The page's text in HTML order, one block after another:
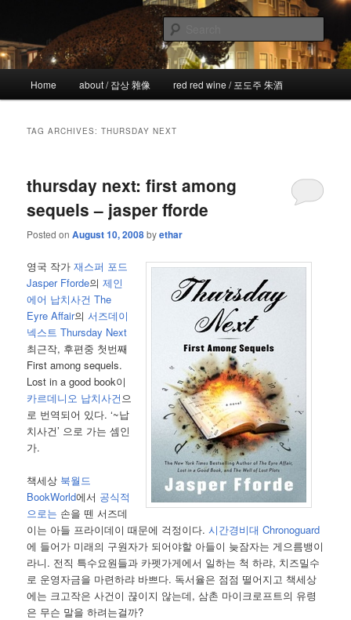
primary
content
secondary
content!wicked
the more I see the less I know
Home about / 잡상 雜像 red red wine / 포도주 朱酒
TAG ARCHIVES:THURSDAY NEXT
thursday next: first among
sequels – jasper fforde
Posted onAugust 10, 2008byethar
영국 작가재스퍼 포드
Jasper Fforde의제인
에어 납치사건 The
Eyre Affair의서즈데이
넥스트 Thursday Next
최근작, 후편중 첫번째
First among sequels.
Lost in a good book이
카르데니오 납치사건 으
로 번역되어 있다. ‘~납
치사건’ 으로 가는 셈인
가.
책세상 북월드
BookWorld에서 공식적
으로는 손을 뗀 서즈데
이는 아들 프라이데이 때문에 걱정이다.시간경비대 Chronoguard
에 들어가 미래의 구원자가 되어야할 아들이 늦잠자는 게으름뱅이
라니. 전직 특수요원들과 카펫가게에서 일하는 척 하랴, 치즈밀수
로 운영자금을 마련하랴 바쁘다. 독서율은 점점 떨어지고 책세상
에는 크고작은 사건이 끊이지 않는데, 삼촌 마이크로프트의 유령
은 무슨 말을 하려는걸까?